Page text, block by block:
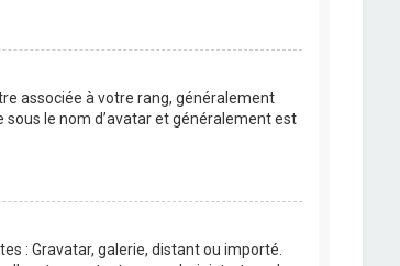
associée à votre rang, généralement
le nom d’avatar et généralement est
: Gravatar, galerie, distant ou importé.